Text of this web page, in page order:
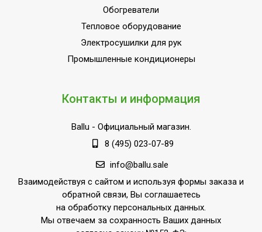
Обогреватели
Тепловое оборудование
Электросушилки для рук
Промышленные кондиционеры
Контакты и информация
Ballu - Официальный магазин.
8 (495) 023-07-89
info@ballu.sale
Взаимодействуя с сайтом и используя формы заказа и
обратной связи, Вы соглашаетесь
на обработку персональных данных.
Мы отвечаем за сохранность Ваших данных